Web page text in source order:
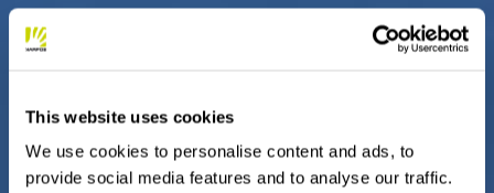
This website uses cookies
We use cookies to personalise content and ads, to
provide social media features and to analyse our traffic.